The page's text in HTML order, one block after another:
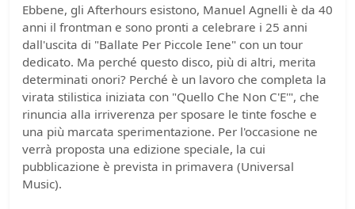
Ebbene, gli Afterhours esistono, Manuel Agnelli è da 40
anni il frontman e sono pronti a celebrare i 25 anni
dall'uscita di "Ballate Per Piccole Iene" con un tour
dedicato. Ma perché questo disco, più di altri, merita
determinati onori? Perché è un lavoro che completa la
virata stilistica iniziata con "Quello Che Non C'E'", che
rinuncia alla irriverenza per sposare le tinte fosche e
una più marcata sperimentazione. Per l'occasione ne
verrà proposta una edizione speciale, la cui
pubblicazione è prevista in primavera (Universal
Music).